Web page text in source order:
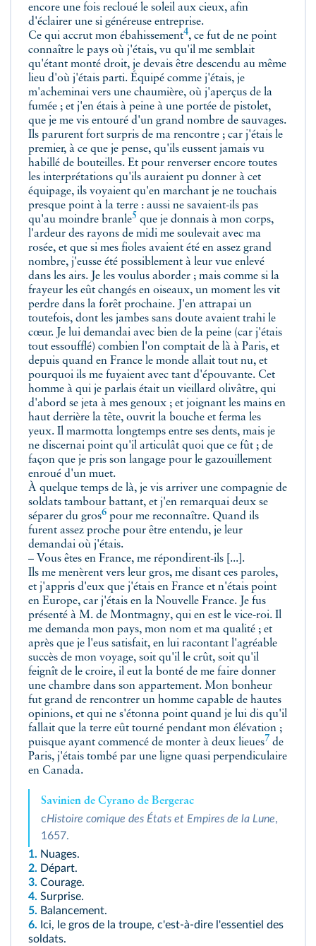
encore une fois recloué le soleil aux cieux, afin
d'éclairer une si généreuse entreprise.
Ce qui accrut mon ébahissement4, ce fut de ne point
connaître le pays où j'étais, vu qu'il me semblait
qu'étant monté droit, je devais être descendu au même
lieu d'où j'étais parti. Équipé comme j'étais, je
m'acheminai vers une chaumière, où j'aperçus de la
fumée ; et j'en étais à peine à une portée de pistolet,
que je me vis entouré d'un grand nombre de sauvages.
Ils parurent fort surpris de ma rencontre ; car j'étais le
premier, à ce que je pense, qu'ils eussent jamais vu
habillé de bouteilles. Et pour renverser encore toutes
les interprétations qu'ils auraient pu donner à cet
équipage, ils voyaient qu'en marchant je ne touchais
presque point à la terre : aussi ne savaient-ils pas
qu'au moindre branle5 que je donnais à mon corps,
l'ardeur des rayons de midi me soulevait avec ma
rosée, et que si mes fioles avaient été en assez grand
nombre, j'eusse été possiblement à leur vue enlevé
dans les airs. Je les voulus aborder ; mais comme si la
frayeur les eût changés en oiseaux, un moment les vit
perdre dans la forêt prochaine. J'en attrapai un
toutefois, dont les jambes sans doute avaient trahi le
cœur. Je lui demandai avec bien de la peine (car j'étais
tout essoufflé) combien l'on comptait de là à Paris, et
depuis quand en France le monde allait tout nu, et
pourquoi ils me fuyaient avec tant d'épouvante. Cet
homme à qui je parlais était un vieillard olivâtre, qui
d'abord se jeta à mes genoux ; et joignant les mains en
haut derrière la tête, ouvrit la bouche et ferma les
yeux. Il marmotta longtemps entre ses dents, mais je
ne discernai point qu'il articulât quoi que ce fût ; de
façon que je pris son langage pour le gazouillement
enroué d'un muet.
À quelque temps de là, je vis arriver une compagnie de
soldats tambour battant, et j'en remarquai deux se
séparer du gros6 pour me reconnaître. Quand ils
furent assez proche pour être entendu, je leur
demandai où j'étais.
– Vous êtes en France, me répondirent-ils [...].
Ils me menèrent vers leur gros, me disant ces paroles,
et j'appris d'eux que j'étais en France et n'étais point
en Europe, car j'étais en la Nouvelle France. Je fus
présenté à M. de Montmagny, qui en est le vice-roi. Il
me demanda mon pays, mon nom et ma qualité ; et
après que je l'eus satisfait, en lui racontant l'agréable
succès de mon voyage, soit qu'il le crût, soit qu'il
feignît de le croire, il eut la bonté de me faire donner
une chambre dans son appartement. Mon bonheur
fut grand de rencontrer un homme capable de hautes
opinions, et qui ne s'étonna point quand je lui dis qu'il
fallait que la terre eût tourné pendant mon élévation ;
puisque ayant commencé de monter à deux lieues7 de
Paris, j'étais tombé par une ligne quasi perpendiculaire
en Canada.
Savinien de Cyrano de Bergerac
cHistoire comique des États et Empires de la Lune,
1657.
1. Nuages.
2. Départ.
3. Courage.
4. Surprise.
5. Balancement.
6. Ici, le gros de la troupe, c'est-à-dire l'essentiel des
soldats.